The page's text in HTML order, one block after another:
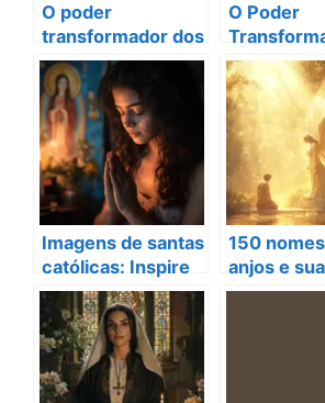
O poder
transformador dos
nomes de santas
católicas na fé
O Poder
dos
Santas
na Sua
Fé
Imagens de santas
católicas: Inspire
sua fé e devoção
hoje!
150
anjos e
funções